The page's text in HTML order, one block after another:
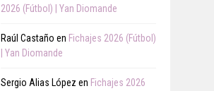
2026 (Fútbol) | Yan Diomande
Raúl Castaño en Fichajes 2026 (Fútbol)
| Yan Diomande
Sergio Alias López en Fichajes 2026